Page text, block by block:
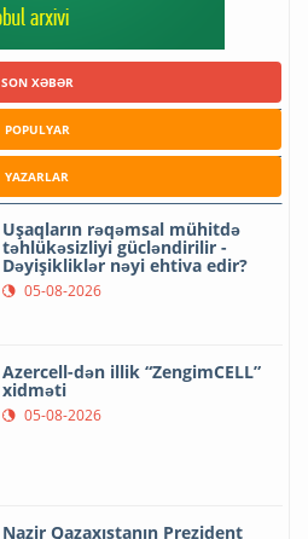
SON XƏBƏR
POPULYAR
YAZARLAR
Uşaqların rəqəmsal mühitdə
təhlükəsizliyi gücləndirilir -
Dəyişikliklər nəyi ehtiva edir?
05-08-2026
Azercell-dən illik “ZengimCELL”
xidməti
05-08-2026
Nazir Qazaxıstanın Prezident